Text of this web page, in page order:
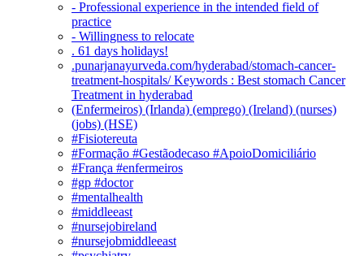
- Professional experience in the intended field of
practice
- Willingness to relocate
. 61 days holidays!
.punarjanayurveda.com/hyderabad/stomach-cancer-
treatment-hospitals/ Keywords : Best stomach Cancer
Treatment in hyderabad
(Enfermeiros) (Irlanda) (emprego) (Ireland) (nurses)
(jobs) (HSE)
#Fisiotereuta
#Formação #Gestãodecaso #ApoioDomiciliário
#França #enfermeiros
#gp #doctor
#mentalhealth
#middleeast
#nursejobireland
#nursejobmiddleeast